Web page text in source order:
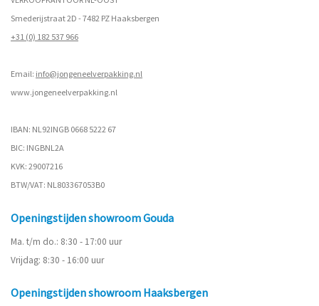
Smederijstraat 2D - 7482 PZ Haaksbergen
+31 (0) 182 537 966
Email: info@jongeneelverpakking.nl
www.jongeneelverpakking.nl
IBAN: NL92INGB 0668 5222 67
BIC: INGBNL2A
KVK: 29007216
BTW/VAT: NL803367053B0
Openingstijden showroom Gouda
Ma. t/m do.: 8:30 - 17:00 uur
Vrijdag: 8:30 - 16:00 uur
Openingstijden showroom Haaksbergen